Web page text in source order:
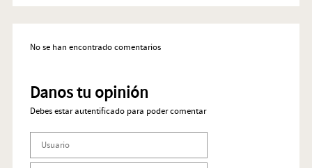
No se han encontrado comentarios
Danos tu opinión
Debes estar autentificado para poder comentar